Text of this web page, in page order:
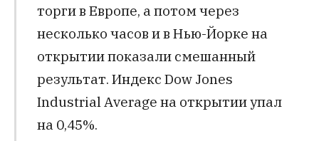
торги в Европе, а потом через
несколько часов и в Нью-Йорке на
открытии показали смешанный
результат. Индекс Dow Jones
Industrial Average на открытии упал
на 0,45%.